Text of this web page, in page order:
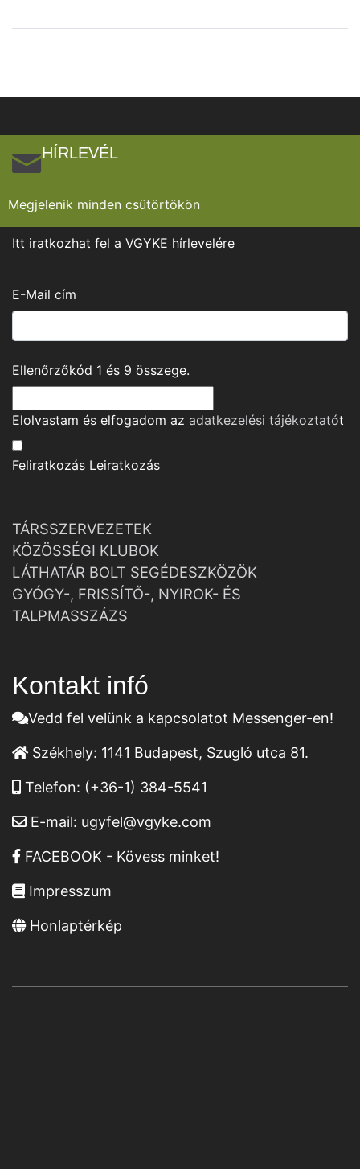
HÍRLEVÉL
Megjelenik minden csütörtökön
Itt iratkozhat fel a VGYKE hírlevelére
E-Mail cím
Ellenőrzőkód 1 és 9 összege.
Elolvastam és elfogadom az adatkezelési tájékoztatót
Feliratkozás Leiratkozás
TÁRSSZERVEZETEK
KÖZÖSSÉGI KLUBOK
LÁTHATÁR BOLT SEGÉDESZKÖZÖK
GYÓGY-, FRISSÍTŐ-, NYIROK- ÉS
TALPMASSZÁZS
Kontakt infó
Vedd fel velünk a kapcsolatot Messenger-en!
Székhely: 1141 Budapest, Szugló utca 81.
Telefon: (+36-1) 384-5541
E-mail: ugyfel@vgyke.com
FACEBOOK - Kövess minket!
Impresszum
Honlaptérkép